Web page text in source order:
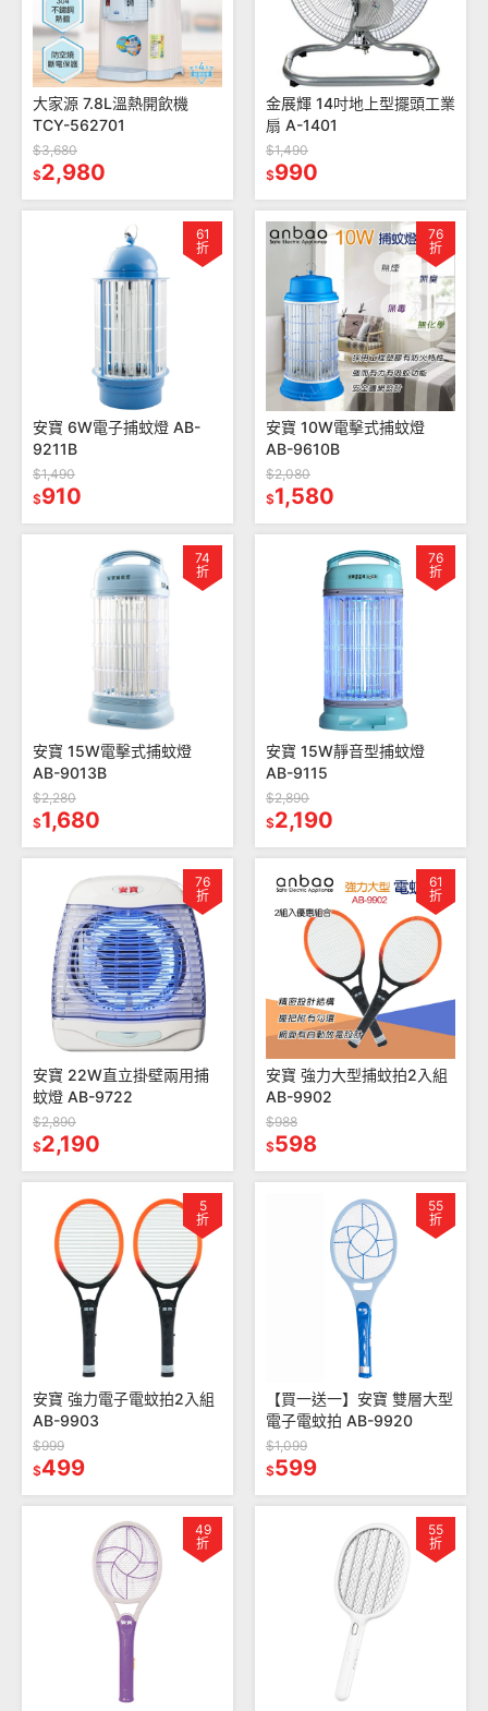
大家源 7.8L溫熱開飲機
TCY-562701
$3,680
$2,980
金展輝 14吋地上型擺頭工業
扇 A-1401
$1,490
$990
61
折
安寶 6W電子捕蚊燈 AB-
9211B
$1,490
$910
76
折
安寶 10W電擊式捕蚊燈
AB-9610B
$2,080
$1,580
74
折
安寶 15W電擊式捕蚊燈
AB-9013B
$2,280
$1,680
76
折
安寶 15W靜音型捕蚊燈
AB-9115
$2,890
$2,190
76
折
安寶 22W直立掛壁兩用捕
蚊燈 AB-9722
$2,890
$2,190
61
折
安寶 強力大型捕蚊拍2入組
AB-9902
$988
$598
5
折
安寶 強力電子電蚊拍2入組
AB-9903
$999
$499
55
折
【買一送一】安寶 雙層大型
電子電蚊拍 AB-9920
$1,099
$599
49
折
55
折